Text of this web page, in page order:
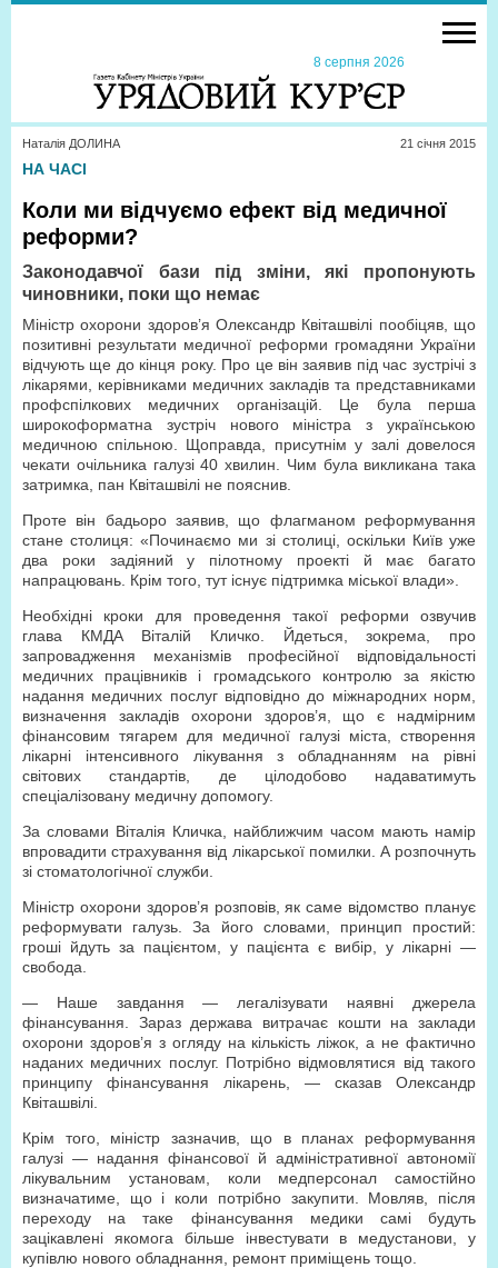
8 серпня 2026
Наталія ДОЛИНА 21 сiчня 2015
НА ЧАСІ
Коли ми відчуємо ефект від медичної
реформи?
Законодавчої бази під зміни, які пропонують
чиновники, поки що немає
Міністр охорони здоров’я Олександр Квіташвілі пообіцяв, що
позитивні результати медичної реформи громадяни України
відчують ще до кінця року. Про це він заявив під час зустрічі з
лікарями, керівниками медичних закладів та представниками
профспілкових медичних організацій. Це була перша
широкоформатна зустріч нового міністра з українською
медичною спільною. Щоправда, присутнім у залі довелося
чекати очільника галузі 40 хвилин. Чим була викликана така
затримка, пан Квіташвілі не пояснив.
Проте він бадьоро заявив, що флагманом реформування
стане столиця: «Починаємо ми зі столиці, оскільки Київ уже
два роки задіяний у пілотному проекті й має багато
напрацювань. Крім того, тут існує підтримка міської влади».
Необхідні кроки для проведення такої реформи озвучив
глава КМДА Віталій Кличко. Йдеться, зокрема, про
запровадження механізмів професійної відповідальності
медичних працівників і громадського контролю за якістю
надання медичних послуг відповідно до міжнародних норм,
визначення закладів охорони здоров’я, що є надмірним
фінансовим тягарем для медичної галузі міста, створення
лікарні інтенсивного лікування з обладнанням на рівні
світових стандартів, де цілодобово надаватимуть
спеціалізовану медичну допомогу.
За словами Віталія Кличка, найближчим часом мають намір
впровадити страхування від лікарської помилки. А розпочнуть
зі стоматологічної служби.
Міністр охорони здоров’я розповів, як саме відомство планує
реформувати галузь. За його словами, принцип простий:
гроші йдуть за пацієнтом, у пацієнта є вибір, у лікарні —
свобода.
— Наше завдання — легалізувати наявні джерела
фінансування. Зараз держава витрачає кошти на заклади
охорони здоров’я з огляду на кількість ліжок, а не фактично
наданих медичних послуг. Потрібно відмовлятися від такого
принципу фінансування лікарень, — сказав Олександр
Квіташвілі.
Крім того, міністр зазначив, що в планах реформування
галузі — надання фінансової й адміністративної автономії
лікувальним установам, коли медперсонал самостійно
визначатиме, що і коли потрібно закупити. Мовляв, після
переходу на таке фінансування медики самі будуть
зацікавлені якомога більше інвестувати в медустанови, у
купівлю нового обладнання, ремонт приміщень тощо.